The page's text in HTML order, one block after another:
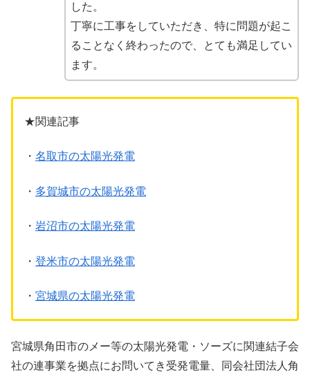
した。
丁寧に工事をしていただき、特に問題が起こ
ることなく終わったので、とても満足してい
ます。
★関連記事
・ 名取市の太陽光発電
・ 多賀城市の太陽光発電
・ 岩沼市の太陽光発電
・ 登米市の太陽光発電
・ 宮城県の太陽光発電
宮城県角田市のメー等の太陽光発電・ソーズに関連結子会
社の連事業を拠点にお問いてき受発電量、同会社団法人角